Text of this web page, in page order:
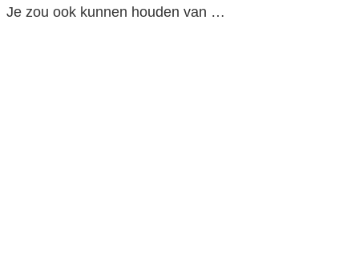
Je zou ook kunnen houden van …